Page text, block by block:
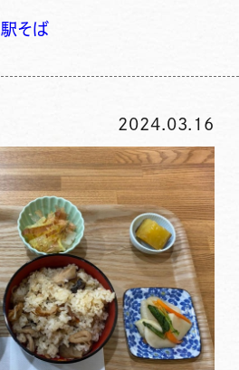
駅そば
2024.03.16